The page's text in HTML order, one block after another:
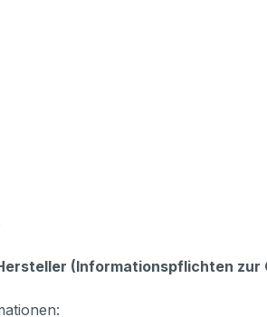
(Informationspflichten zur